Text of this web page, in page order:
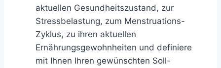
aktuellen Gesundheitszustand, zur
Stressbelastung, zum Menstruations-
Zyklus, zu ihren aktuellen
Ernährungsgewohnheiten und definiere
mit Ihnen Ihren gewünschten Soll-